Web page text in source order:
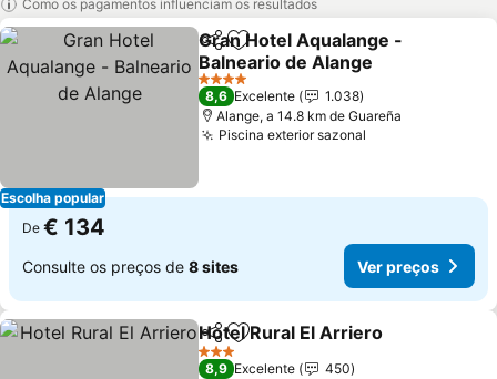
Como os pagamentos influenciam os resultados
Escolha popular
PartilharAdicionar aos favoritos
Gran Hotel Aqualange -
Balneario de Alange
Ver preços
4 Estrelas
8,6 Excelente
1.038
Alange, a 14.8 km de Guareña
Piscina exterior sazonal
De € 134
Consulte os preços de 8 sites Ver preços
PartilharAdicionar aos favoritos
Hotel Rural El Arriero
3 Estrelas
8,9 Excelente
450